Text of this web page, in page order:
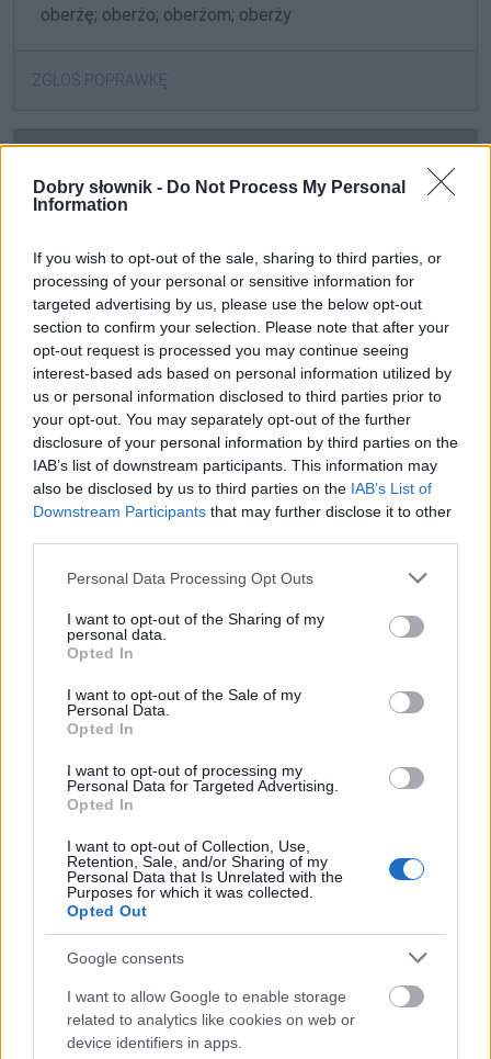
Dobry słownik - Do Not Process My Personal
Information
If you wish to opt-out of the sale, sharing to third parties, or
processing of your personal or sensitive information for
targeted advertising by us, please use the below opt-out
section to confirm your selection. Please note that after your
opt-out request is processed you may continue seeing
interest-based ads based on personal information utilized by
us or personal information disclosed to third parties prior to
your opt-out. You may separately opt-out of the further
disclosure of your personal information by third parties on the
IAB’s list of downstream participants. This information may
also be disclosed by us to third parties on the IAB’s List of
Downstream Participants that may further disclose it to other
Please note that this website/app uses one or more Google
not limited to your visit or usage behaviour. You may click to
grant or deny consent to Google and its third-party tags to
use your data for below specified purposes in below Google
consent section.
Personal Data Processing Opt Outs
I want to opt-out of the Sharing of my
personal data.
Opted In
I want to opt-out of the Sale of my
Personal Data.
Opted In
I want to opt-out of processing my
Personal Data for Targeted Advertising.
Opted In
I want to opt-out of Collection, Use,
Retention, Sale, and/or Sharing of my
Personal Data that Is Unrelated with the
Purposes for which it was collected.
Opted Out
Google consents
I want to allow Google to enable storage
related to analytics like cookies on web or
device identifiers in apps.
oberżę; oberżo; oberżom; oberży
ZGŁOŚ POPRAWKĘ
Pozostały wątpliwości? Brakuje czegoś w haśle?
Zobacz, co zyskują abonenci Dobrego słownika.
SPRAWDŹ
Często sprawdzane
tego Iwo , kiedytego Iwa, kiedytego Iwona
, czyli
jeszcze o odmianie imienia
Dzisiaj wymawiamy tak
Ciekawostki
cholera— Pochodzenie wyrazu
— Skąd todżdżu?
— Niepoważna zagadka
Mogą Cię zainteresować również hasła
derby